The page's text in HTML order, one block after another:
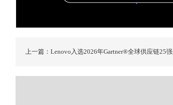
上一篇：Lenovo入选2026年Gartner®全球供应链25强